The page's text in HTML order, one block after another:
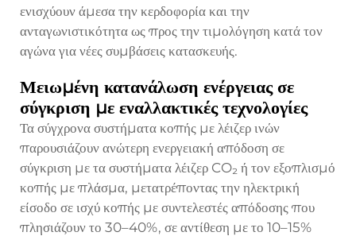
ενισχύουν άμεσα την κερδοφορία και την
ανταγωνιστικότητα ως προς την τιμολόγηση κατά τον
αγώνα για νέες συμβάσεις κατασκευής.
Μειωμένη κατανάλωση ενέργειας σε
σύγκριση με εναλλακτικές τεχνολογίες
Τα σύγχρονα συστήματα κοπής με λέιζερ ινών
παρουσιάζουν ανώτερη ενεργειακή απόδοση σε
σύγκριση με τα συστήματα λέιζερ CO₂ ή τον εξοπλισμό
κοπής με πλάσμα, μετατρέποντας την ηλεκτρική
είσοδο σε ισχύ κοπής με συντελεστές απόδοσης που
πλησιάζουν το 30–40%, σε αντίθεση με το 10–15%